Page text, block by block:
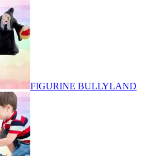
FIGURINE BULLYLAND